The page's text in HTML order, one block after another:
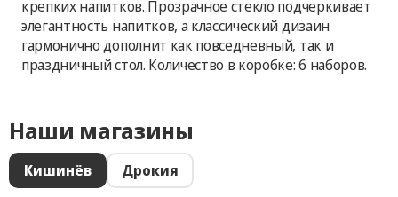
крепких напитков. Прозрачное стекло подчеркивает
элегантность напитков, а классический дизаин
гармонично дополнит как повседневный, так и
праздничный стол. Количество в коробке: 6 наборов.
Наши магазины
Кишинёв Дрокия